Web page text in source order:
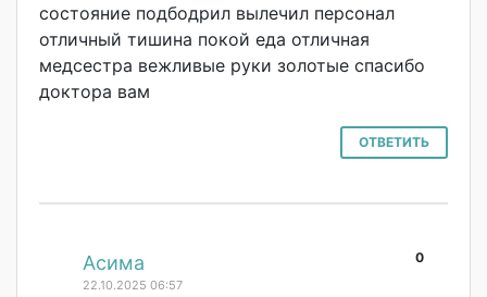
состояние подбодрил вылечил персонал
отличный тишина покой еда отличная
медсестра вежливые руки золотые спасибо
доктора вам
ОТВЕТИТЬ
0
Асима
22.10.2025 06:57